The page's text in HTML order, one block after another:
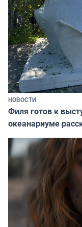
НОВОСТИ
Филя готов к
океанариуме